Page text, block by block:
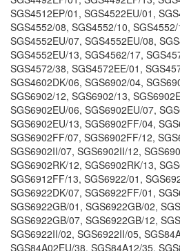
SGS4512EP/01, SGS4522EU/01,
SGS4552/08, SGS4552/10,
SGS4552EU/07, SGS4552EU/08,
SGS4552EU/13, SGS4562/17,
SGS4572/38, SGS4572EE/01,
SGS4602DK/06, SGS6902/04,
SGS6902/12, SGS6902/13,
SGS6902EU/06, SGS6902EU/07,
SGS6902EU/13, SGS6902FF/04,
SGS6902FF/07, SGS6902FF/12,
SGS6902II/07, SGS6902II/12,
SGS6902RK/12, SGS6902RK/13,
SGS6912FF/13, SGS6922/01,
SGS6922DK/07, SGS6922FF/01,
SGS6922GB/01, SGS6922GB/02,
SGS6922GB/07, SGS6922GB/12,
SGS6922II/02, SGS6922II/05,
SGS84A02EU/38, SGS84A12/35,